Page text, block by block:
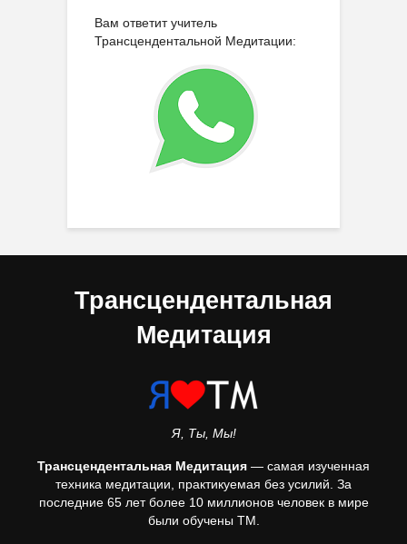
Вам ответит учитель
Трансцендентальной Медитации:
Трансцендентальная
Медитация
Я, Ты, Мы!
Трансцендентальная Медитация — самая изученная
техника медитации, практикуемая без усилий. За
последние 65 лет более 10 миллионов человек в мире
были обучены ТМ.